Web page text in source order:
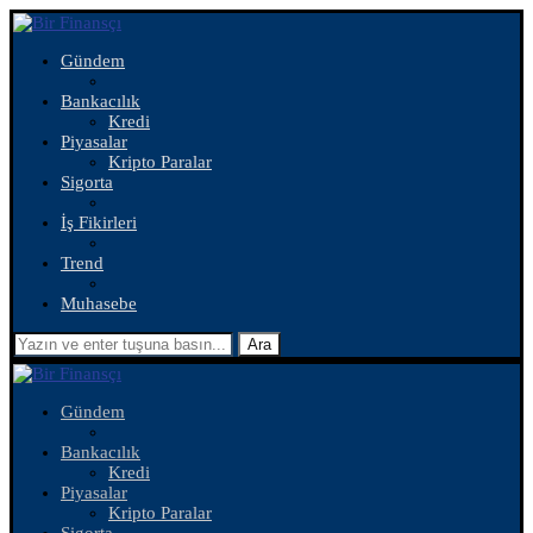
Gündem
Bankacılık
Kredi
Piyasalar
Kripto Paralar
Sigorta
İş Fikirleri
Trend
Muhasebe
Ara
Gündem
Bankacılık
Kredi
Piyasalar
Kripto Paralar